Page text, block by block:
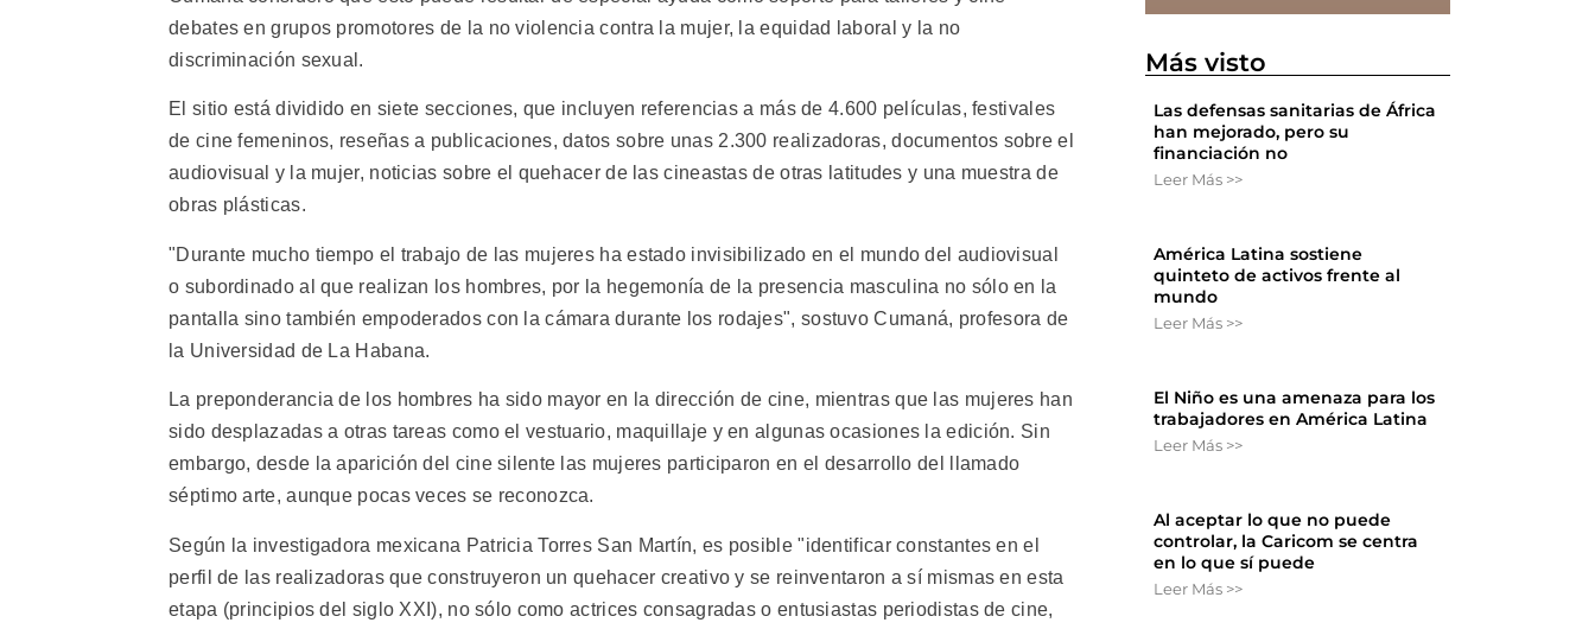
debates en grupos promotores de la no violencia contra la mujer, la equidad laboral y la no
discriminación sexual.
El sitio está dividido en siete secciones, que incluyen referencias a más de 4.600 películas, festivales
de cine femeninos, reseñas a publicaciones, datos sobre unas 2.300 realizadoras, documentos sobre el
audiovisual y la mujer, noticias sobre el quehacer de las cineastas de otras latitudes y una muestra de
obras plásticas.
"Durante mucho tiempo el trabajo de las mujeres ha estado invisibilizado en el mundo del audiovisual
o subordinado al que realizan los hombres, por la hegemonía de la presencia masculina no sólo en la
pantalla sino también empoderados con la cámara durante los rodajes", sostuvo Cumaná, profesora de
la Universidad de La Habana.
La preponderancia de los hombres ha sido mayor en la dirección de cine, mientras que las mujeres han
sido desplazadas a otras tareas como el vestuario, maquillaje y en algunas ocasiones la edición. Sin
embargo, desde la aparición del cine silente las mujeres participaron en el desarrollo del llamado
séptimo arte, aunque pocas veces se reconozca.
Según la investigadora mexicana Patricia Torres San Martín, es posible "identificar constantes en el
perfil de las realizadoras que construyeron un quehacer creativo y se reinventaron a sí mismas en esta
etapa (principios del siglo XXI), no sólo como actrices consagradas o entusiastas periodistas de cine,
Más visto
Las defensas sanitarias de África
han mejorado, pero su
financiación no
Leer Más >>
América Latina sostiene
quinteto de activos frente al
mundo
Leer Más >>
El Niño es una amenaza para los
trabajadores en América Latina
Leer Más >>
Al aceptar lo que no puede
controlar, la Caricom se centra
en lo que sí puede
Leer Más >>